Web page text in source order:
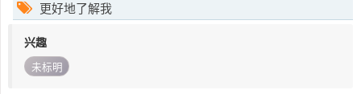
更好地了解我
兴趣
未标明